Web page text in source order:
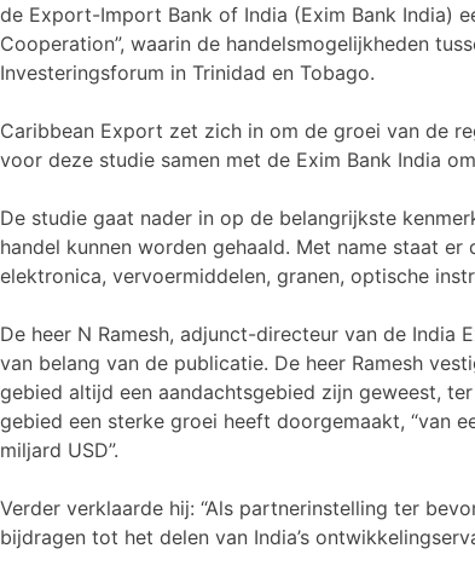
de Export-Import Bank of India (Exim Bank India)
Cooperation”, waarin de handelsmogelijkheden
Investeringsforum in Trinidad en Tobago.
Caribbean Export zet zich in om de groei van de
voor deze studie samen met de Exim Bank India
De studie gaat nader in op de belangrijkste
handel kunnen worden gehaald. Met name staat
elektronica, vervoermiddelen, granen, optische
De heer N Ramesh, adjunct-directeur van de
van belang van de publicatie. De heer Ramesh
gebied altijd een aandachtsgebied zijn geweest,
gebied een sterke groei heeft doorgemaakt, “van
miljard USD”.
Verder verklaarde hij: “Als partnerinstelling ter
bijdragen tot het delen van India’s